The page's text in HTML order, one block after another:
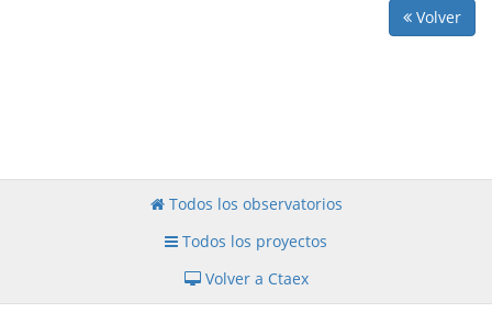
Volver
Todos los observatorios
Todos los proyectos
Volver a Ctaex